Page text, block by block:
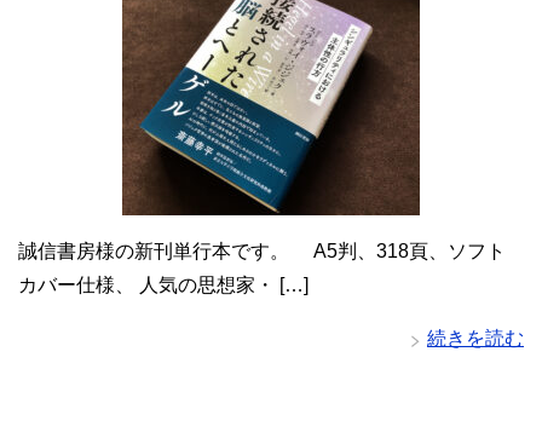
誠信書房様の新刊単行本です。 A5判、318頁、ソフト
カバー仕様、 人気の思想家・ […]
続きを読む